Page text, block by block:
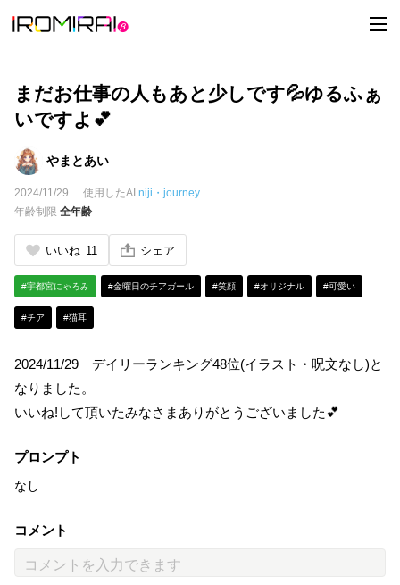
t
o
n
まだお仕事の人もあと少しです💦ゆるふぁ
いですよ💕
やまとあい
2024/11/29 使用したAI niji・journey
年齢制限 全年齢
いいね 11 シェア
#宇都宮にゃろみ #金曜日のチアガール #笑顔 #オリジナル #可愛い
#チア #猫耳
2024/11/29 デイリーランキング48位(イラスト・呪文なし)と
なりました。
いいね!して頂いたみなさまありがとうございました💕
プロンプト
なし
コメント